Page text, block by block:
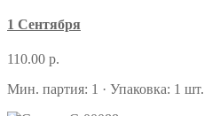
1 Сентября
110.00 р.
Мин. партия: 1 · Упаковка: 1 шт.